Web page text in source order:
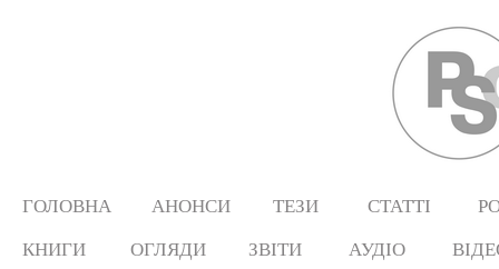
ГОЛОВНА АНОНСИ ТЕЗИ СТАТТІ
КНИГИ ОГЛЯДИ ЗВІТИ АУДІО